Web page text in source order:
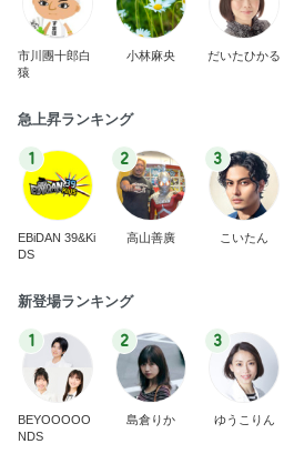
市川團十郎白
猿
小林麻央 だいたひかる
急上昇ランキング
1
EBiDAN 39&Ki
DS
2
高山善廣
3
こいたん
新登場ランキング
1
BEYOOOOO
NDS
2
島倉りか
3
ゆうこりん